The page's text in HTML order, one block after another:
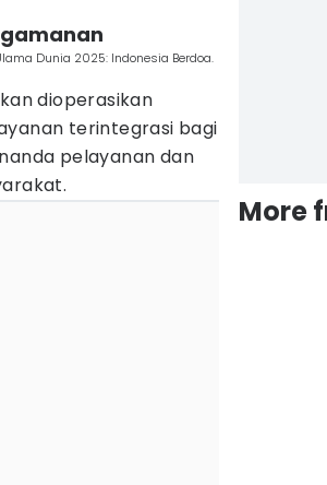
Dunia 2025: Indonesia Berdoa.
dioperasikan
terintegrasi bagi
pelayanan dan
More